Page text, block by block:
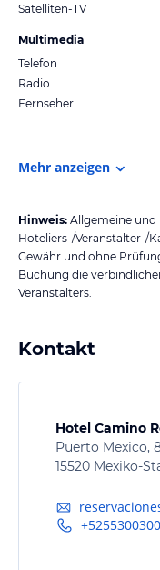
Satelliten-TV
Multimedia
Telefon
Radio
Fernseher
Mehr anzeigen
Hinweis: Allgemeine
Hoteliers-/Veranstalter-/
Gewähr und ohne
Buchung die
Veranstalters.
Kontakt
Hotel Camino
Puerto Mexico,
15520 Mexiko-